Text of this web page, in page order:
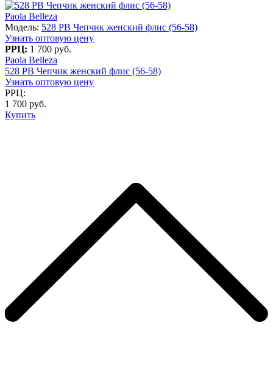
Paola Belleza
Модель: 528 PB Чепчик женский флис (56-58)
Узнать оптовую цену
РРЦ: 1 700 руб.
Paola Belleza
528 PB Чепчик женский флис (56-58)
Узнать оптовую цену
РРЦ:
1 700 руб.
Купить